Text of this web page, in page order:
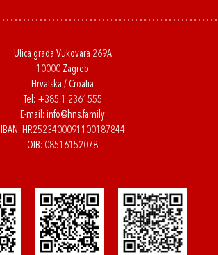
Ulica grada Vukovara 269A
10000 Zagreb
Hrvatska / Croatia
Tel: +385 1 2361555
E-mail: info@hns.family
IBAN: HR2523400091100187844
OIB: 08516152078